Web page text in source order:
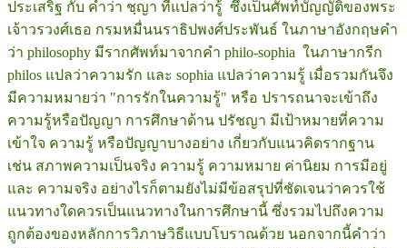
ประเสริฐ กับ คำว่า ชฺญา ที่แปลว่ารู้ ซึ่งเป็นศัพท์บัญญัติของพระ
เจ้าวรวงศ์เธอ กรมหมื่นนราธิปพงศ์ประพันธ์ ในภาษาอังกฤษคำ
ว่า philosophy มีรากศัพท์มาจากคำ philo-sophia ในภาษากรีก
philos แปลว่าความรัก และ sophia แปลว่าความรู้ เมื่อรวมกันจึง
มีความหมายว่า "การรักในความรู้" หรือ ปรารถนาจะเข้าถึง
ความรู้หรือปัญญา การศึกษาด้าน ปรัชญา มีเป้าหมายที่ความ
เข้าใจ ความรู้ หรือปัญญาบางอย่าง เกี่ยวกับแนวคิดรากฐาน
เช่น สภาพความเป็นจริง ความรู้ ความหมาย ค่านิยม การมีอยู่
และ ความจริง อย่างไรก็ตามยังไม่มีข้อสรุปที่ชัดเจนว่าควรใช้
แนวทางใดควรเป็นแนวทางในการศึกษานี้ ซึ่งรวมไปถึงความ
ถูกต้องของหลักการวิภาษวิธีแบบโบราณด้วย นอกจากนี้คำว่า